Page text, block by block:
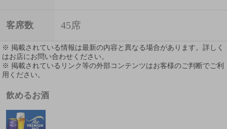
客席数 45席
※ 掲載されている情報は最新の内容と異なる場合があります。詳しく
はお店にお問い合わせください。
※ 掲載されているリンク等の外部コンテンツはお客様のご判断でご利
用ください。
飲めるお酒